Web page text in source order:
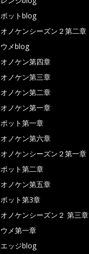
ポットblog
オノケンシーズン２第二章
ウメblog
オノケン第四章
オノケン第三章
オノケン第二章
オノケン第一章
ポット第一章
オノケン第六章
オノケンシーズン２第一章
ポット第二章
オノケン第五章
ポット第3章
オノケンシーズン２ 第三章
ウメ第一章
エッジblog